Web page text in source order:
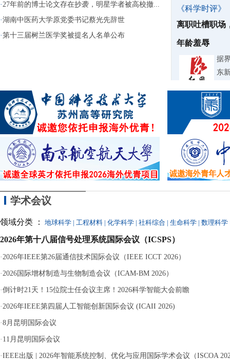
·27年前的博士论文存在抄袭，明星学者被高校撤...
·湖南中医药大学原党委书记蔡光先辞世
·第十三届树兰医学奖被提名人名单公布
《科学时评》
离职吐槽职场
年龄羞辱
据
东
《科学时评》
微过重罚要
议
离
分钟等十余次“
严重违纪、单方
学术会议
领域分类 ： 地球科学 | 工程材料 | 化学科学 | 社科综合 | 生命科学 | 数理科学
2026年第十八届信号处理系统国际会议（ICSPS）
·2026年IEEE第26届通信技术国际会议（IEEE ICCT 2026）
·2026国际增材制造与生物制造会议（ICAM-BM 2026）
·倒计时21天！15位院士任会议主席！2026科学智能大会前瞻
·2026年IEEE第四届人工智能创新国际会议 (ICAII 2026)
·8月昆明国际会议
· 11月昆明国际会议
·IEEE出版 | 2026年智能系统控制、优化与应用国际学术会议（ISCOA